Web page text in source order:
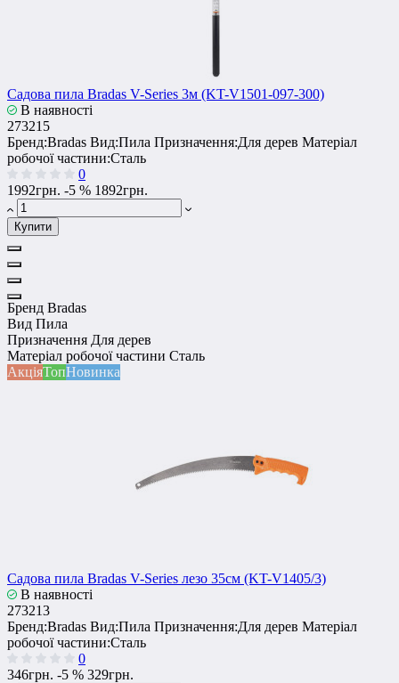
Садова пила Bradas V-Series 3м (KT-V1501-097-300)
В наявності
273215
Бренд:Bradas Вид:Пила Призначення:Для дерев Матеріал
робочої частини:Сталь
0
1992грн. -5 % 1892грн.
Купити
Бренд Bradas
Вид Пила
Призначення Для дерев
Матеріал робочої частини Сталь
АкціяТопНовинка
Садова пила Bradas V-Series лезо 35см (KT-V1405/3)
В наявності
273213
Бренд:Bradas Вид:Пила Призначення:Для дерев Матеріал
робочої частини:Сталь
0
346грн. -5 % 329грн.